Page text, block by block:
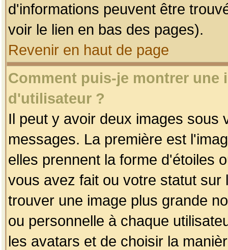
d'informations peuvent être
voir le lien en bas des pages).
Revenir en haut de page
Comment puis-je montrer une
d'utilisateur ?
Il peut y avoir deux images sous
messages. La première est
elles prennent la forme d'étoiles
vous avez fait ou votre statut
trouver une image plus grande
ou personnelle à chaque
les avatars et de choisir la